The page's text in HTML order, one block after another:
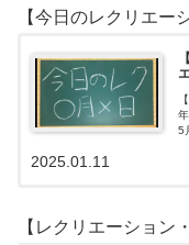
【今日のレクリエー
5
2025.01.11
【レクリエーション